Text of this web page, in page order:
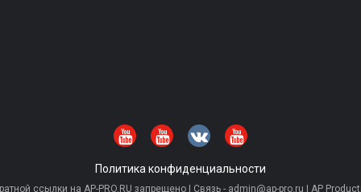
Политика конфиденциальности
ссылки на AP-PRO.RU запрещено | Связь - admin@ap-pro.ru | AP